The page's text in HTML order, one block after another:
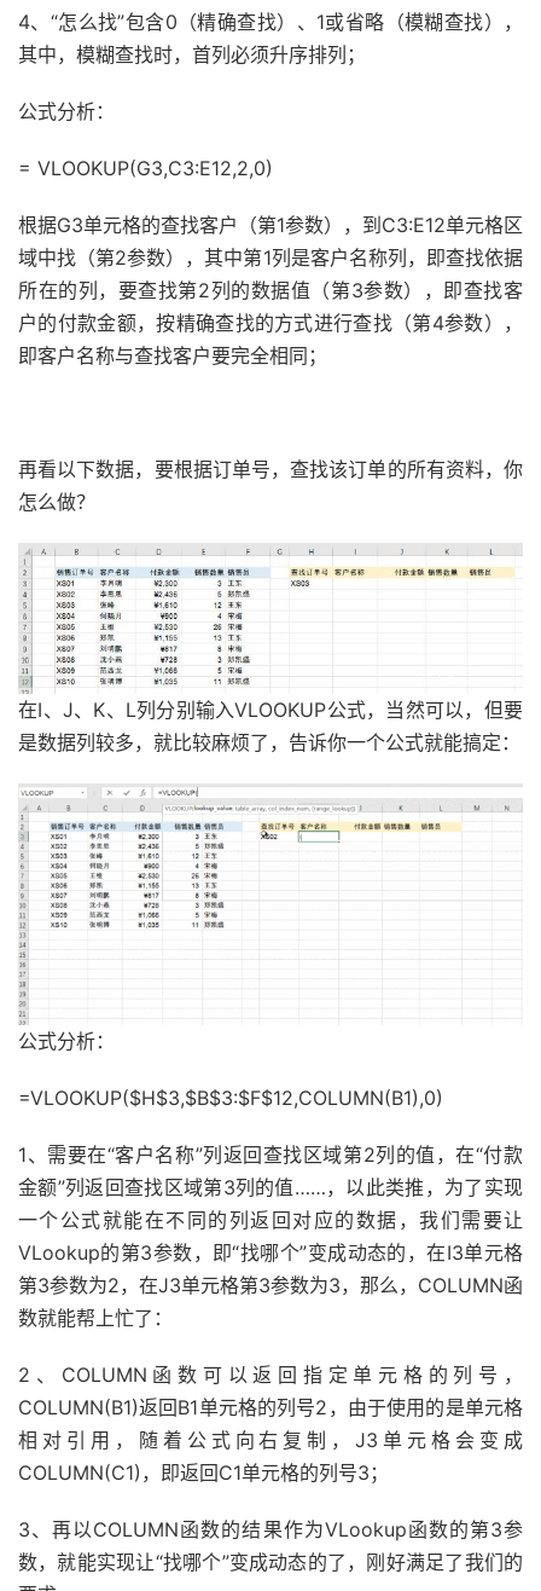
4、“怎么找”包含0（精确查找）、1或省略（模糊查找），
其中，模糊查找时，首列必须升序排列；
公式分析：
= VLOOKUP(G3,C3:E12,2,0)
根据G3单元格的查找客户（第1参数），到C3:E12单元格区
域中找（第2参数），其中第1列是客户名称列，即查找依据
所在的列，要查找第2列的数据值（第3参数），即查找客
户的付款金额，按精确查找的方式进行查找（第4参数），
即客户名称与查找客户要完全相同；
再看以下数据，要根据订单号，查找该订单的所有资料，你
怎么做？
在I、J、K、L列分别输入VLOOKUP公式，当然可以，但要
是数据列较多，就比较麻烦了，告诉你一个公式就能搞定：
公式分析：
=VLOOKUP($H$3,$B$3:$F$12,COLUMN(B1),0)
1、需要在“客户名称”列返回查找区域第2列的值，在“付款
金额”列返回查找区域第3列的值……，以此类推，为了实现
一个公式就能在不同的列返回对应的数据，我们需要让
VLookup的第3参数，即“找哪个”变成动态的，在I3单元格
第3参数为2，在J3单元格第3参数为3，那么，COLUMN函
数就能帮上忙了：
2、COLUMN函数可以返回指定单元格的列号，
COLUMN(B1)返回B1单元格的列号2，由于使用的是单元格
相对引用，随着公式向右复制，J3单元格会变成
COLUMN(C1)，即返回C1单元格的列号3；
3、再以COLUMN函数的结果作为VLookup函数的第3参
数，就能实现让“找哪个”变成动态的了，刚好满足了我们的